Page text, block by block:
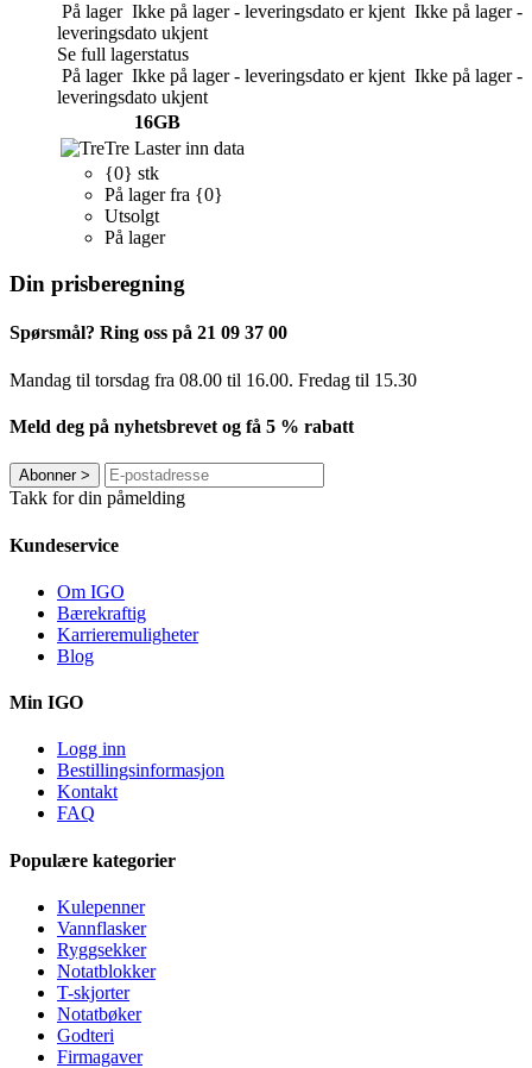
På lager Ikke på lager - leveringsdato er kjent Ikke på lager -
leveringsdato ukjent
Se full lagerstatus
På lager Ikke på lager - leveringsdato er kjent Ikke på lager -
leveringsdato ukjent
16GB
Tre Laster inn data
{0} stk
På lager fra {0}
Utsolgt
På lager
Din prisberegning
Spørsmål? Ring oss på 21 09 37 00
Mandag til torsdag ​​fra 08.00 til 16.00. Fredag til 15.30
Meld deg på nyhetsbrevet og få 5 % rabatt
Abonner>
Takk for din påmelding
Kundeservice
Om IGO
Bærekraftig
Karrieremuligheter
Blog
Min IGO
Logg inn
Bestillingsinformasjon
Kontakt
FAQ
Populære kategorier
Kulepenner
Vannflasker
Ryggsekker
Notatblokker
T-skjorter
Notatbøker
Godteri
Firmagaver